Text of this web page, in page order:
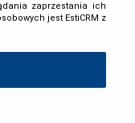
zaprzestania ich
jest EstiCRM z